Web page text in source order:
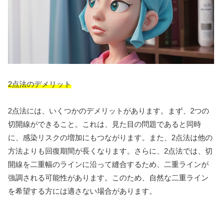
2点法のデメリット
2点法には、いくつかのデメリットがあります。まず、2つの
切開線ができること。これは、見た目の問題であると同時
に、感染リスクの増加にもつながります。また、2点法は他の
方法よりも回復期間が長くなります。さらに、2点法では、切
開線を二重幅のラインに沿って縫合するため、二重ラインが
強調される可能性があります。このため、自然な二重ライン
を希望する方には適さない場合があります。